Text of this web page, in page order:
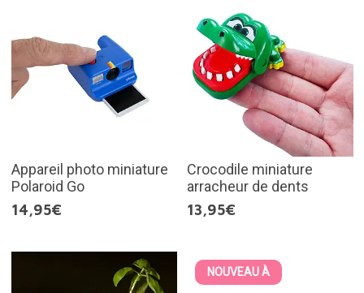
Appareil photo miniature
Polaroid Go
14,95€
Crocodile miniature
arracheur de dents
13,95€
NOUVEAU À